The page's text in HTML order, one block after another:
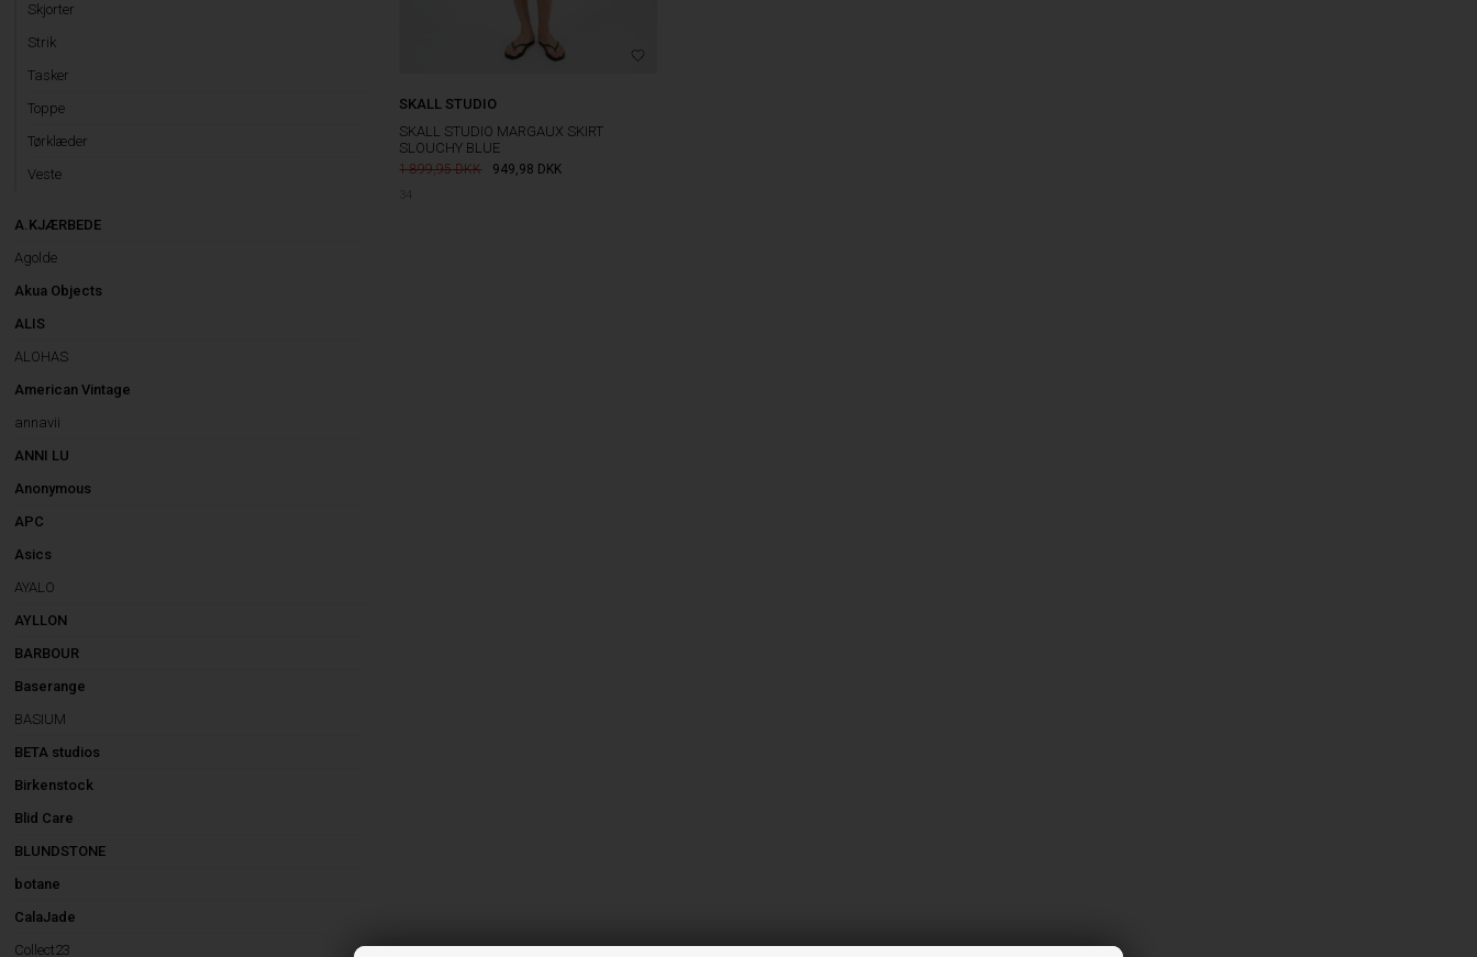
Skjorter
Strik
Tasker
Toppe
Tørklæder
Veste
A.KJÆRBEDE
Agolde
Akua Objects
ALIS
ALOHAS
American Vintage
annavii
ANNI LU
Anonymous
APC
Asics
AYALO
AYLLON
BARBOUR
Baserange
BASIUM
BETA studios
Birkenstock
Blid Care
BLUNDSTONE
botane
CalaJade
Collect23
SKALL STUDIO
SKALL STUDIO MARGAUX SKIRT
SLOUCHY BLUE
1.899,95 949,98 DKK
34